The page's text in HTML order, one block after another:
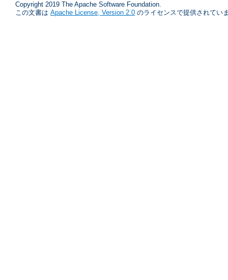
Copyright 2019 The Apache Software Foundation.
この文書は Apache License, Version 2.0 のライセンスで提供されてい